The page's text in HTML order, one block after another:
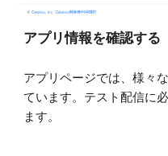
アプリ情報を確認する
アプリページでは、様々
ています。テスト配信に
ます。